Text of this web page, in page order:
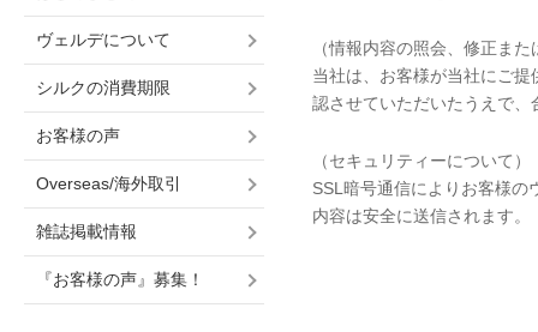
（情報内容の照会、修正また
当社は、お客様が当社にご
認させていただいたうえで
（セキュリティーについて）
SSL暗号通信によりお客様の
内容は安全に送信されます。
ヴェルデについて
シルクの消費期限
お客様の声
Overseas/海外取引
雑誌掲載情報
『お客様の声』募集！